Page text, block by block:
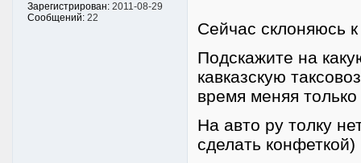
Зарегистрирован: 2011-08-29
Сообщений: 22
Сейчас склоняюсь
Подскажите на
кавказскую
время меняя
На авто ру толку
сделать конфеткой)